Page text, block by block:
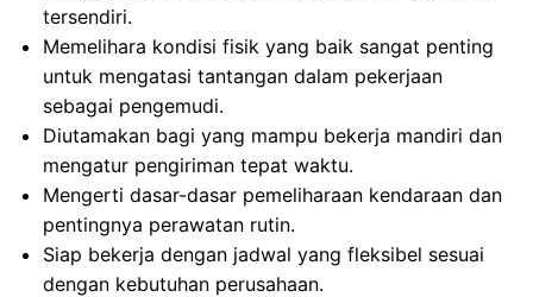
tersendiri.
Memelihara kondisi fisik yang baik sangat penting
untuk mengatasi tantangan dalam pekerjaan
sebagai pengemudi.
Diutamakan bagi yang mampu bekerja mandiri dan
mengatur pengiriman tepat waktu.
Mengerti dasar-dasar pemeliharaan kendaraan dan
pentingnya perawatan rutin.
Siap bekerja dengan jadwal yang fleksibel sesuai
dengan kebutuhan perusahaan.